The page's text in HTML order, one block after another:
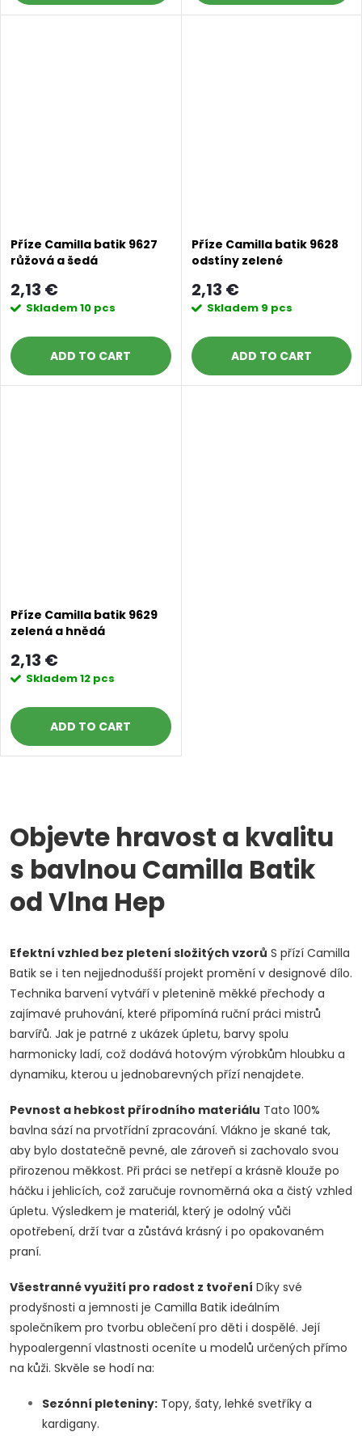
Příze Camilla batik 9627
růžová a šedá
2,13 €
Skladem10 pcs
ADD TO CART
Příze Camilla batik 9628
odstíny zelené
2,13 €
Skladem 9 pcs
ADD TO CART
Příze Camilla batik 9629
zelená a hnědá
2,13 €
Skladem12 pcs
ADD TO CART
i
s
t
n
g
c
o
t
r
o
l
s
Objevte hravost a kvalitu
s bavlnou Camilla Batik
od Vlna Hep
Efektní vzhled bez pletení složitých vzorů S přízí Camilla
Batik se i ten nejjednodušší projekt promění v designové dílo.
Technika barvení vytváří v pletenině měkké přechody a
zajímavé pruhování, které připomíná ruční práci mistrů
barvířů. Jak je patrné z ukázek úpletu, barvy spolu
harmonicky ladí, což dodává hotovým výrobkům hloubku a
dynamiku, kterou u jednobarevných přízí nenajdete.
Pevnost a hebkost přírodního materiálu Tato 100%
bavlna sází na prvotřídní zpracování. Vlákno je skané tak,
aby bylo dostatečně pevné, ale zároveň si zachovalo svou
přirozenou měkkost. Při práci se netřepí a krásně klouže po
háčku i jehlicích, což zaručuje rovnoměrná oka a čistý vzhled
úpletu. Výsledkem je materiál, který je odolný vůči
opotřebení, drží tvar a zůstává krásný i po opakovaném
praní.
Všestranné využití pro radost z tvoření Díky své
prodyšnosti a jemnosti je Camilla Batik ideálním
společníkem pro tvorbu oblečení pro děti i dospělé. Její
hypoalergenní vlastnosti oceníte u modelů určených přímo
na kůži. Skvěle se hodí na:
Sezónní pleteniny: Topy, šaty, lehké svetříky a
kardigany.
Doprava a platby Prodejna Blog a návody
Poslat